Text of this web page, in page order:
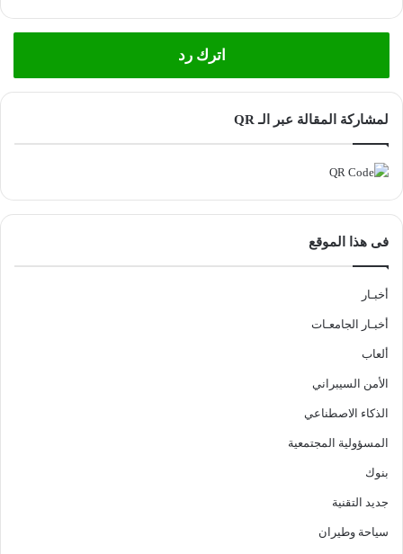
اترك رد
لمشاركة المقالة عبر الـ QR
فى هذا الموقع
أخبـار
أخبـار الجامعـات
ألعاب
الأمن السيبراني
الذكاء الاصطناعي
المسؤولية المجتمعية
بنوك
جديد التقنية
سياحة وطيران